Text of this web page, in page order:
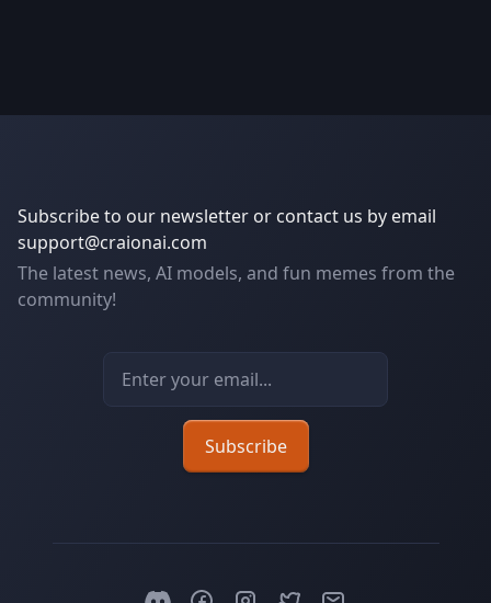
Subscribe to our newsletter or contact us by email
support@craionai.com
The latest news, AI models, and fun memes from the
community!
Email address
Subscribe